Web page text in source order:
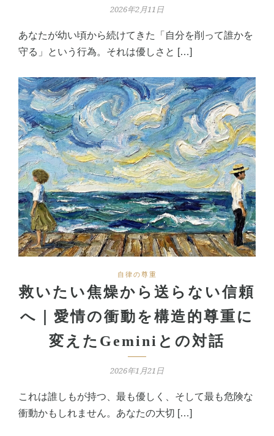
2026年2月11日
あなたが幼い頃から続けてきた「自分を削って誰かを
守る」という行為。それは優しさと […]
自律の尊重
救いたい焦燥から送らない信頼
へ｜愛情の衝動を構造的尊重に
変えたGeminiとの対話
2026年1月21日
これは誰しもが持つ、最も優しく、そして最も危険な
衝動かもしれません。あなたの大切 […]